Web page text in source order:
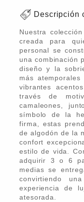
Descripción
Nuestra
creada para
personal se
una combinación
diseño y la
más
vibrantes
través de
camaleones,
símbolo de la
firma, estas
de algodón de la
confort
estilo de vida.
adquirir 3 o 6
medias se
convirtiendo
experiencia de
atesorada.